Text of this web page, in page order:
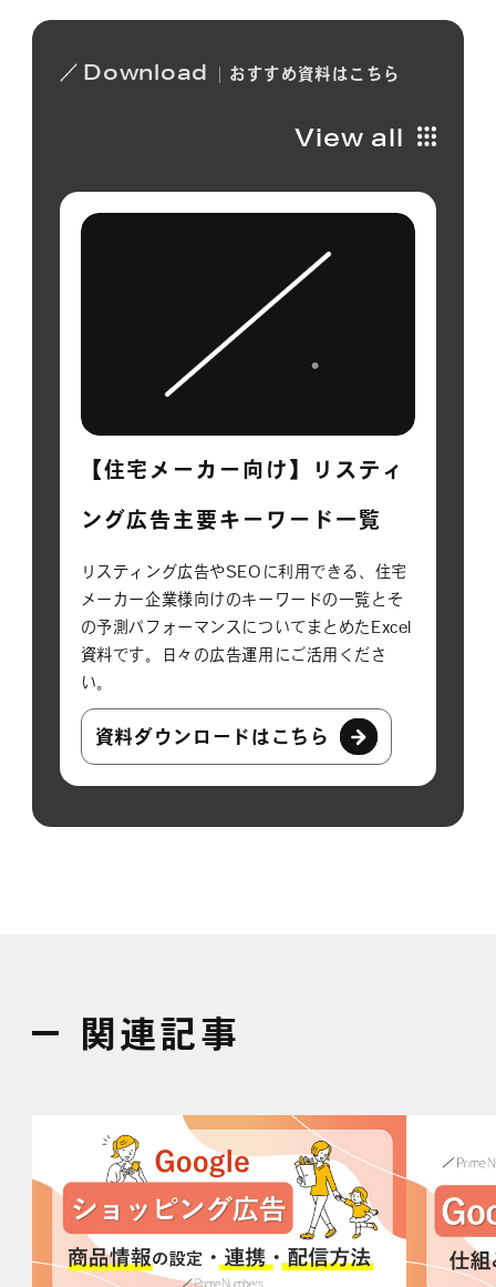
Download おすすめ資料は こちら
View all
【住宅メーカー向け】リスティ
ング広告主要キーワード一覧
リスティング広告やSEOに利用できる、住宅
メーカー企業様向けのキーワードの一覧とそ
の予測パフォーマンスについてまとめたExcel
資料です。日々の広告運用にご活用くださ
い。
資料ダウンロードはこちら
関連記事